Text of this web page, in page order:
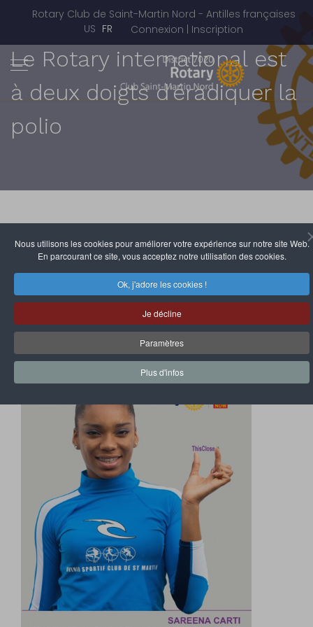
Nous utilisons les cookies pour améliorer votre expérience sur notre site Web.
En parcourant ce site, vous acceptez notre utilisation des cookies.
Ok, j'adore les cookies !
Je décline
Paramètres
Plus d'infos
Rotary Club de Saint-Martin Nord - Antilles françaises
Sélectionnez votre langue
US FR Connexion | Inscription
Le Rotary international est
à deux doigts d'éradiquer la
polio
Rotary Club de Saint-Martin Nord
Clics : 3877